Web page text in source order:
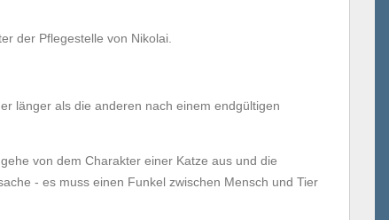
der Pflegestelle von Nikolai.
länger als die anderen nach einem endgültigen
von dem Charakter einer Katze aus und die
- es muss einen Funkel zwischen Mensch und Tier